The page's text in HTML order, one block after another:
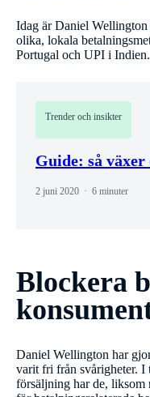
Idag är Daniel
olika, lokala
Portugal och UPI i Indien.
Trender och insikter
Guide: så
2 juni 2020 6 minuter
Blockera
Daniel Wellington har
varit fri från svårigheter. I
försäljning har de, liksom